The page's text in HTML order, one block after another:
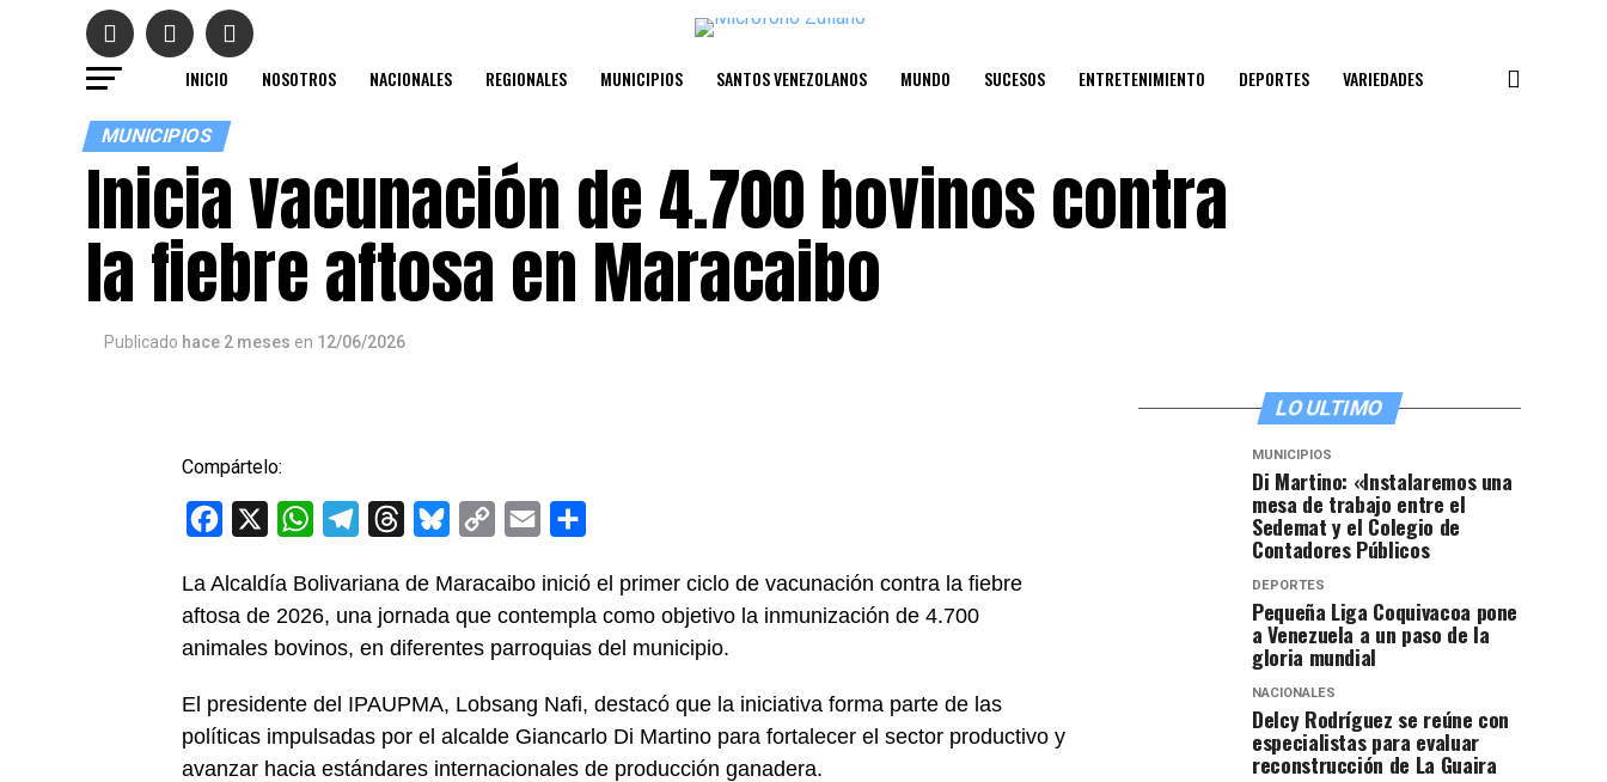
INICIO NOSOTROS NACIONALES REGIONALES MUNICIPIOS SANTOS VENEZOLANOS MUNDO SUCESOS ENTRETENIMIENTO DEPORTES VARIEDADES
MUNICIPIOS
Inicia vacunación de 4.700 bovinos contra
la fiebre aftosa en Maracaibo
Publicado hace 2 meses en 12/06/2026
Compártelo:
Facebook WhatsAppTelegramThreadsBlueskyCopy
Email
La Alcaldía Bolivariana de Maracaibo inició el primer ciclo de vacunación contra la fiebre
aftosa de 2026, una jornada que contempla como objetivo la inmunización de 4.700
animales bovinos, en diferentes parroquias del municipio.
El presidente del IPAUPMA, Lobsang Nafi, destacó que la iniciativa forma parte de las
políticas impulsadas por el alcalde Giancarlo Di Martino para fortalecer el sector productivo y
avanzar hacia estándares internacionales de producción ganadera.
LO ULTIMO
MUNICIPIOS
Di Martino: «Instalaremos una
mesa de trabajo entre el
Sedemat y el Colegio de
Contadores Públicos
DEPORTES
Pequeña Liga Coquivacoa pone
a Venezuela a un paso de la
gloria mundial
NACIONALES
Delcy Rodríguez se reúne con
especialistas para evaluar
reconstrucción de La Guaira